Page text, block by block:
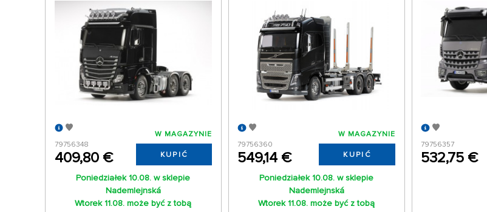
79756348
409,80 €
W MAGAZYNIE
KUPIĆ
Poniedziałek 10.08. w sklepie
Nademlejnská
Wtorek 11.08. może być z tobą
79756360
549,14 €
W MAGAZYNIE
KUPIĆ
Poniedziałek 10.08. w sklepie
Nademlejnská
Wtorek 11.08. może być z tobą
79756357
532,75 €